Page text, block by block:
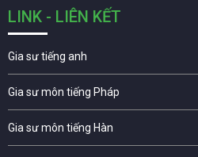
LINK - LIÊN KẾT
Gia sư tiếng anh
Gia sư môn tiếng Pháp
Gia sư môn tiếng Hàn